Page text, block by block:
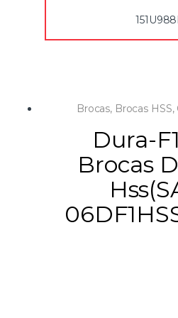
Brocas, Brocas HSS,
Dura-
Brocas